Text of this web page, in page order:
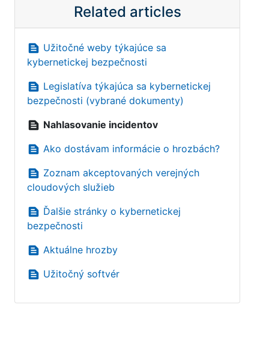
Related articles
text_snippet Užitočné weby týkajúce sa
kybernetickej bezpečnosti
text_snippet Legislatíva týkajúca sa kybernetickej
bezpečnosti (vybrané dokumenty)
text_snippet Nahlasovanie incidentov
text_snippet Ako dostávam informácie o hrozbách?
text_snippet Zoznam akceptovaných verejných
cloudových služieb
text_snippet Ďalšie stránky o kybernetickej
bezpečnosti
text_snippet Aktuálne hrozby
text_snippet Užitočný softvér